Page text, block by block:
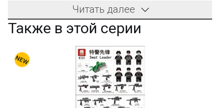
DOLL , не является брендом LEGO.
В этой коробке 24х24,7см ребёнок найдёт шесть
отдельных коробочек с минифигурками вооружённых
военных. В конструкторе71020 DOLL Солдаты США
Вторая мировая война - набор из 6 минифигурок
представлены солдаты различных родов войск. Но
благодаря наличию раций они способны
согласовывать свои действия во время атаки позиций
Читать далее
Также в этой серии